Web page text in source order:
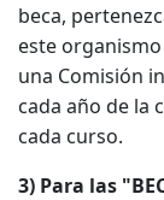
beca,
este
una Comisión
cada año de la
cada curso.
3) Para las